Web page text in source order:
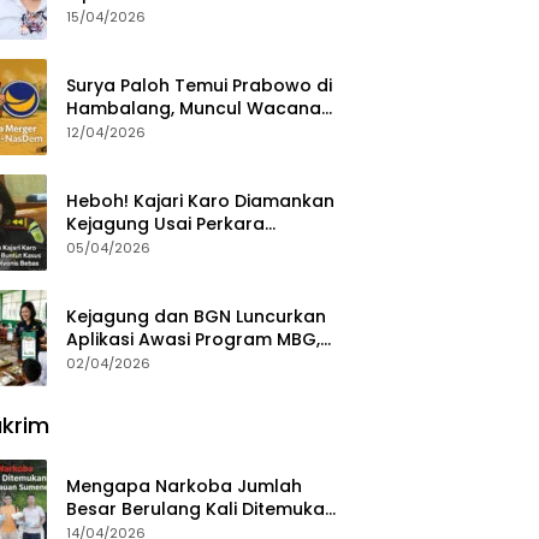
15/04/2026
Surya Paloh Temui Prabowo di
Hambalang, Muncul Wacana
Penggabungan NasDem dan
12/04/2026
Heboh! Kajari Karo Diamankan
Kejagung Usai Perkara
Videografer Divonis Bebas
05/04/2026
Kejagung dan BGN Luncurkan
Aplikasi Awasi Program MBG,
Begini Cara Lapornya
02/04/2026
Mengapa Narkoba Jumlah
Besar Berulang Kali Ditemukan
di Wilayah Kepulauan
14/04/2026